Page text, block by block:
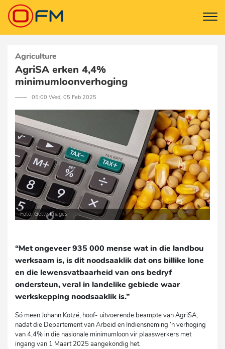
Agriculture
AgriSA erken 4,4%
minimumloonverhoging
─── 05:00 Wed, 05 Feb 2025
Foto: Getty Images
“Met ongeveer 935 000 mense wat in die landbou
werksaam is, is dit noodsaaklik dat ons billike lone
en die lewensvatbaarheid van ons bedryf
ondersteun, veral in landelike gebiede waar
werkskepping noodsaaklik is.”
Só meen Johann Kotzé, hoof- uitvoerende beampte van AgriSA,
nadat die Departement van Arbeid en Indiensneming ’n verhoging
van 4,4% in die nasionale minimumloon vir plaaswerkers met
ingang van 1 Maart 2025 aangekondig het.